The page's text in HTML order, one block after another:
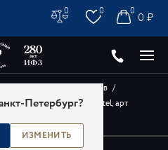
Петербург?
ИЗМЕНИТЬ
0 0 0 ₽
0
изделия художников /
лыжи на форме Extra Vatel, арт